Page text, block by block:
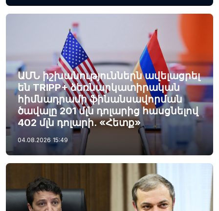
ԱՄՆ իշխանություններն ավելացրել
են TRIPP+ ձեռնարկատիրական
հիմնադրամի ֆինանսավորման
ծավալը 201 մլն դոլարից հասցնելով
402 մլն դոլարի. «Հետք»
04.08.2026 15:49